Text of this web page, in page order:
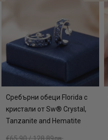
Сребърни обеци Florida с
кристали от Sw® Crystal,
Tanzanite and Hematite